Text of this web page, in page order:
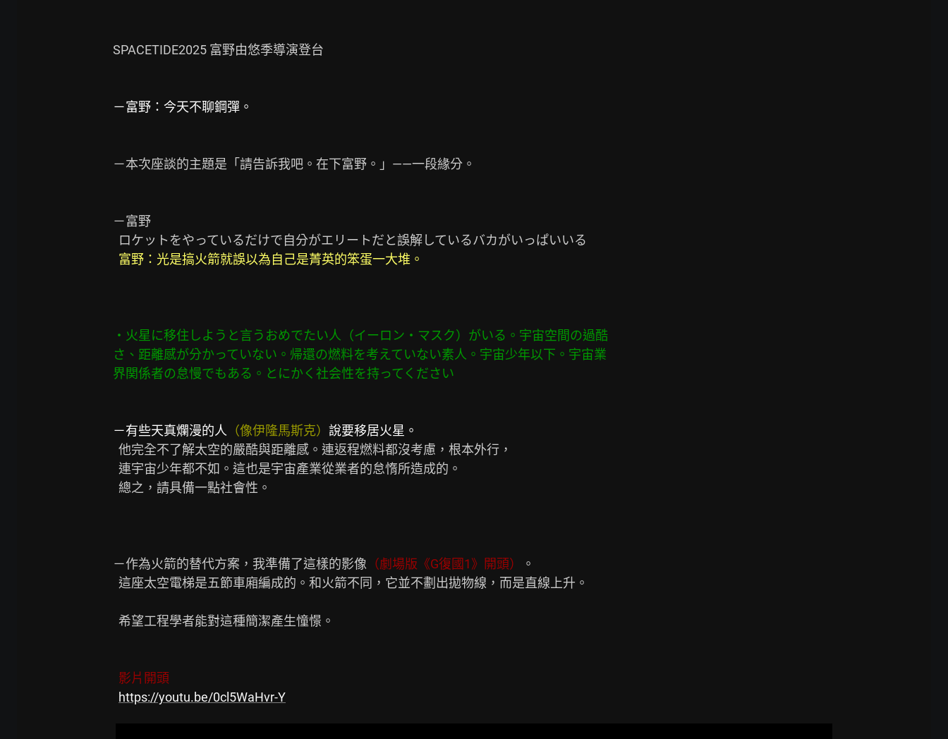
SPACETIDE2025 富野由悠季導演登台
－富野：今天不聊鋼彈。
－本次座談的主題是「請告訴我吧。在下富野。」——一段緣分。
－富野
富野：光是搞火箭就誤以為自己是菁英的笨蛋一大堆。
・火星に移住しようと言うおめでたい人（イーロン・マスク）がいる。宇宙空間の過酷
さ、距離感が分かっていない。帰還の燃料を考えていない素人。宇宙少年以下。宇宙業
界関係者の怠慢でもある。とにかく社会性を持ってください
－有些天真爛漫的人 （像伊隆馬斯克） 說要移居火星。
－作為火箭的替代方案，我準備了這樣的影像 （劇場版《G復國1》開頭）
。
  影片開頭
https://youtu.be/0cl5WaHvr-Y